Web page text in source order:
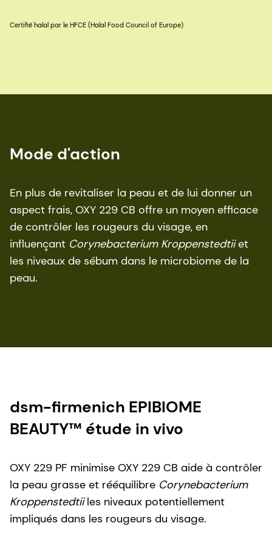
Certifié halal par le HFCE (Halal Food Council of Europe)
Mode d'action
En plus de revitaliser la peau et de lui donner un
aspect frais, OXY 229 CB offre un moyen efficace
de contrôler les rougeurs du visage, en
influençant Corynebacterium Kroppenstedtiiet
les niveaux de sébum dans le microbiome de la
peau.
dsm-firmenich EPIBIOME
BEAUTY™ étude in vivo
OXY 229 PF minimise OXY 229 CB aide à contrôler
la peau grasse et rééquilibre Corynebacterium
Kroppenstedtiiles niveaux potentiellement
impliqués dans les rougeurs du visage.